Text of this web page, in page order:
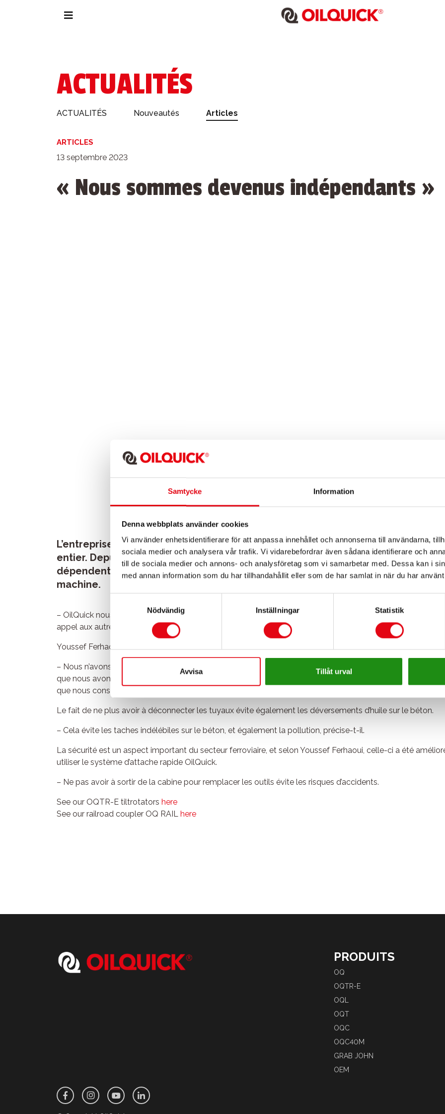
Samtycke Information
Denna webbplats använder cookies
Vi använder enhetsidentifierare för att anpassa innehållet och annonserna till användarna,
sociala medier och analysera vår trafik. Vi vidarebefordrar även sådana identifierare och
till de sociala medier och annons- och analysföretag som vi samarbetar med. Dessa kan i
med annan information som du har tillhandahållit eller som de har samlat in när du har
Nödvändig
Inställningar Statistik
Avvisa Tillåt urval
ACTUALITÉS
ACTUALITÉS Nouveautés Articles
ARTICLES
13 septembre 2023
« Nous sommes devenus indépendants »
L’entreprise française ETF conçoit, construit et assure la maintenance de
entier. Depuis l’installation du système d’attache rapide OilQuick, ses
dépendent plus les uns des autres. Ils peuvent travailler de manière
machine.
– OilQuick nous a rendus plus souples. Nous sommes à présent indépendants et nous pouvons travailler
appel aux autres, explique Youssef Ferhaoui, conducteur d’engins chez ETF, dans le secteur des travaux
Youssef Ferhaoui estime que son travail est devenu plus simple après l’installation du système d’attache
– Nous n’avons pas besoin de brancher les tuyaux. Nous ne devons même pas sortir de la cabine. Tout se
que nous avons à faire, c’est d'appuyer sur un bouton et l’accouplement est automatique. Un autre aspect
que nous conservons les mêms joystick pour commander le tiltrotator, ajoute-t-il.
Le fait de ne plus avoir à déconnecter les tuyaux évite également les déversements d’huile sur le béton.
– Cela évite les taches indélébiles sur le béton, et également la pollution, précise-t-il.
La sécurité est un aspect important du secteur ferroviaire, et selon Youssef Ferhaoui, celle-ci a été
utiliser le système d’attache rapide OilQuick.
– Ne pas avoir à sortir de la cabine pour remplacer les outils évite les risques d’accidents.
See our OQTR-E tiltrotators here
See our railroad coupler OQ RAIL here
PRODUITS
OQ
OQTR-E
OQL
OQT
OQC
OQC40M
GRAB JOHN
OEM